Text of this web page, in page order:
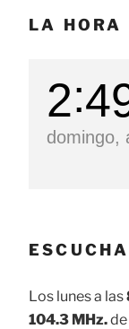
LA HORA
2
domingo,
Los lunes a las
104.3 MHz.